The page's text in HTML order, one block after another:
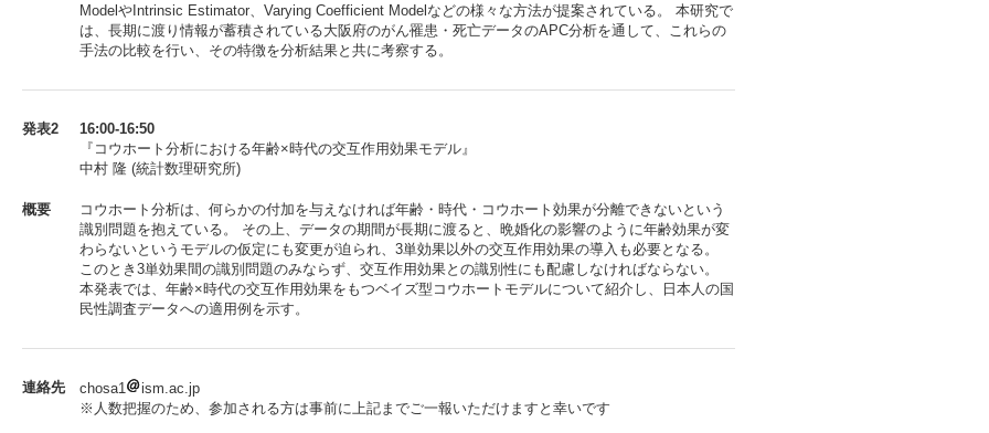
ModelやIntrinsic Estimator、Varying Coefficient Modelなどの様々な方法が提案されている。 本研究で
は、長期に渡り情報が蓄積されている大阪府のがん罹患・死亡データのAPC分析を通して、これらの
手法の比較を行い、その特徴を分析結果と共に考察する。
発表2
16:00-16:50
『コウホート分析における年齢×時代の交互作用効果モデル』
中村 隆 (統計数理研究所)
概要
コウホート分析は、何らかの付加を与えなければ年齢・時代・コウホート効果が分離できないという
識別問題を抱えている。 その上、データの期間が長期に渡ると、晩婚化の影響のように年齢効果が変
わらないというモデルの仮定にも変更が迫られ、3単効果以外の交互作用効果の導入も必要となる。
このとき3単効果間の識別問題のみならず、交互作用効果との識別性にも配慮しなければならない。
本発表では、年齢×時代の交互作用効果をもつベイズ型コウホートモデルについて紹介し、日本人の国
民性調査データへの適用例を示す。
連絡先 chosa1
ism.ac.jp
※人数把握のため、参加される方は事前に上記までご一報いただけますと幸いです